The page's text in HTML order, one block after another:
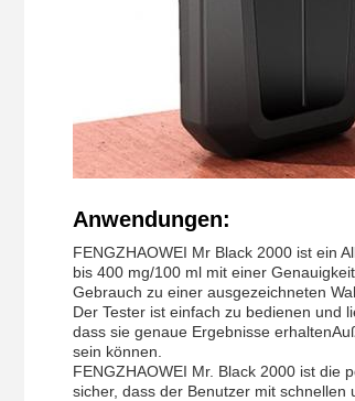
Anwendungen:
FENGZHAOWEI Mr Black 2000 ist ein
bis 400 mg/100 ml mit einer
Gebrauch zu einer ausgezeichneten
Der Tester ist einfach zu bedienen und
dass sie genaue Ergebnisse
sein können.
FENGZHAOWEI Mr. Black 2000 ist die
sicher, dass der Benutzer mit